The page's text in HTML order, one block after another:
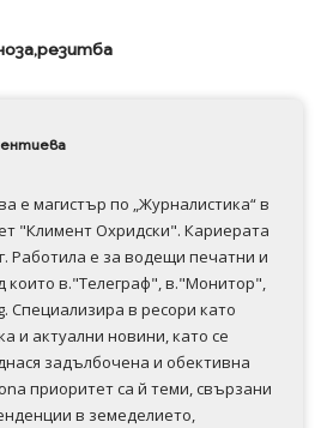
резитба
е магистър по „Журналистика“ в
"Климент Охридски". Кариерата
Работила е за водещи печатни и
които в."Телеграф", в."Монитор",
Специализира в ресори като
и актуални новини, като се
задълбочена и обективна
приоритет са й теми, свързани
в земеделието,